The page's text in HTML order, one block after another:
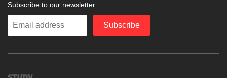
Subscribe to our newsletter
Enter
Subscribe